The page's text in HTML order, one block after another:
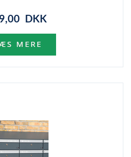
DKK